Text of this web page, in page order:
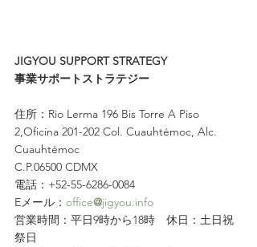
JIGYOU SUPPORT STRATEGY
事業サポートストラテジー
住所：Rio Lerma 196 Bis Torre A Piso
2,Oficina 201-202 Col. Cuauhtémoc, Alc.
Cuauhtémoc
C.P.06500 CDMX
電話：+52-55-6286-0084
Eメール： office@jigyou.info
営業時間：平日9時から18時　休日：土日祝
祭日